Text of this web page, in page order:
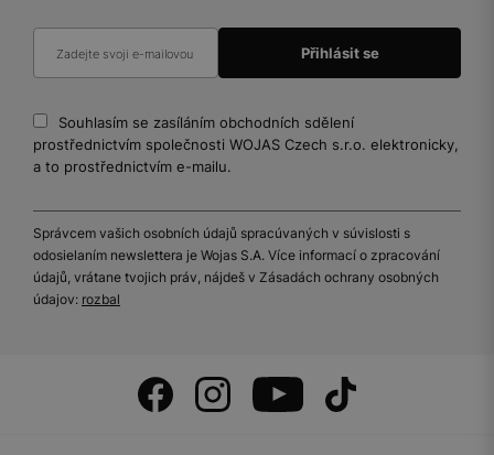
Souhlasím se zasíláním obchodních sdělení
prostřednictvím společnosti WOJAS Czech s.r.o. elektronicky,
a to prostřednictvím e-mailu.
Správcem vašich osobních údajů spracúvaných v súvislosti s
odosielaním newslettera je Wojas S.A. Více informací o zpracování
údajů, vrátane tvojich práv, nájdeš v Zásadách ochrany osobných
údajov: rozbal